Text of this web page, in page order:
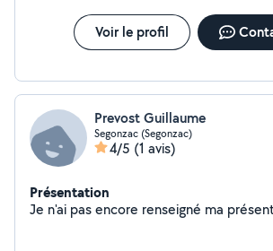
Voir le profil
Prevost Guillaume
Segonzac (Segonzac)
4/5 (1 avis)
Présentation
Je n'ai pas encore